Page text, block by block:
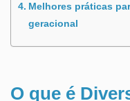
Melhores práticas
geracional
O que é